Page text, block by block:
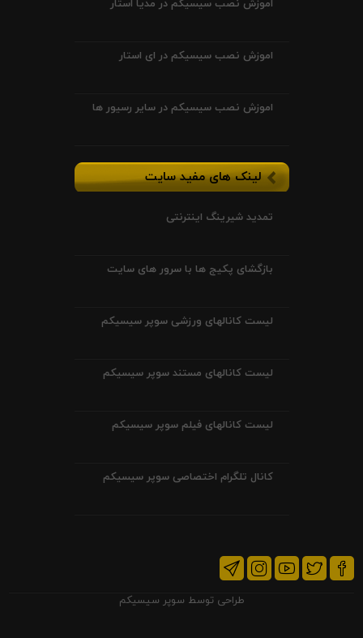
اموزش نصب سیسیکم در مدیا استار
اموزش نصب سیسیکم در ای استار
اموزش نصب سیسیکم در سایر رسیور ها
لینک های مفید سایت
تمدید شیرینگ اینترنتی
بازگشای پکیج ها با سرور های سایت
لیست کانالهای ورزشی سوپر سیسیکم
لیست کانالهای مستند سوپر سیسیکم
لیست کانالهای فیلم سوپر سیسیکم
کانال تلگرام اختصاصی سوپر سیسیکم
طراحی توسط سوپر سیسیکم